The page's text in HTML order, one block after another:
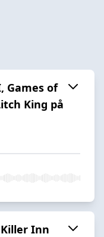
Games of
King på
Inn